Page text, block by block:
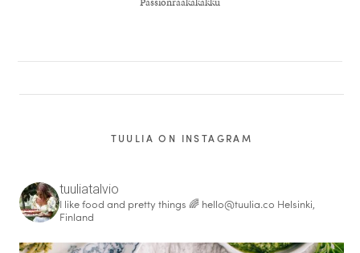
TUULIA ON INSTAGRAM
tuuliatalvio
I like food and pretty things 🌈 hello@tuulia.co Helsinki,
Finland